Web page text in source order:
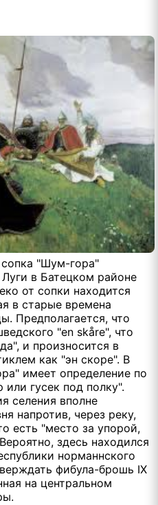
"Шум-гора"
в Батецком районе
от сопки находится
в старые времена
Предполагается, что
"en skåre", что
и произносится в
как "эн скоре". В
имеет определение по
гусек под полку".
селения вполне
напротив, через реку,
есть "место за упорой,
здесь находился
норманнского
фибула-брошь IX
на центральном